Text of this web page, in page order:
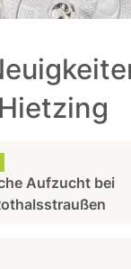
Hietzing
Aufzucht bei